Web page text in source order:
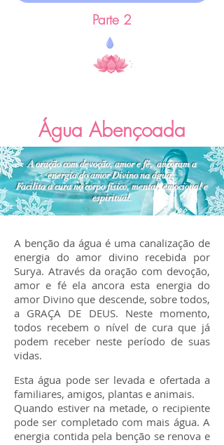
Parte 2
A oração com devoção, amor e fé, ancoram a
energia do amor Divino na água.
Facilita a cura no corpo físico, mental, emocional e
espiritual.
Água Abençoada
A benção da água é uma canalização de
energia do amor divino recebida por
Surya. Através da oração com devoção,
amor e fé ela ancora esta energia do
amor Divino que descende, sobre todos,
a GRAÇA DE DEUS. Neste momento,
todos recebem o nível de cura que já
podem receber neste período de suas
vidas.
Esta água pode ser levada e ofertada a
familiares, amigos, plantas e animais.
Quando estiver na metade, o recipiente
pode ser completado com mais água. A
energia contida pela benção se renova e